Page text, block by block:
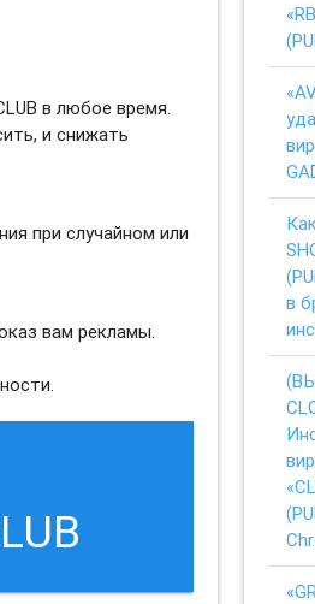
в любое время.
и снижать
при случайном или
вам рекламы.
в